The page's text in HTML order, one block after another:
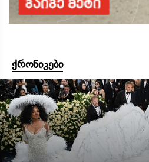
ქრონიკები